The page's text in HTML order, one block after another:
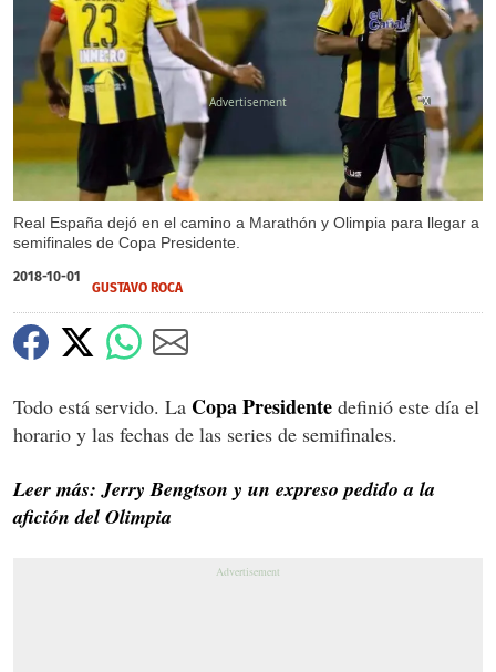
Real España dejó en el camino a Marathón y Olimpia para llegar a
semifinales de Copa Presidente.
X
2018-10-01
GUSTAVO ROCA
Todo está servido. La Copa Presidente definió este día el
horario y las fechas de las series de semifinales.
Leer más: Jerry Bengtson y un expreso pedido a la
afición del Olimpia